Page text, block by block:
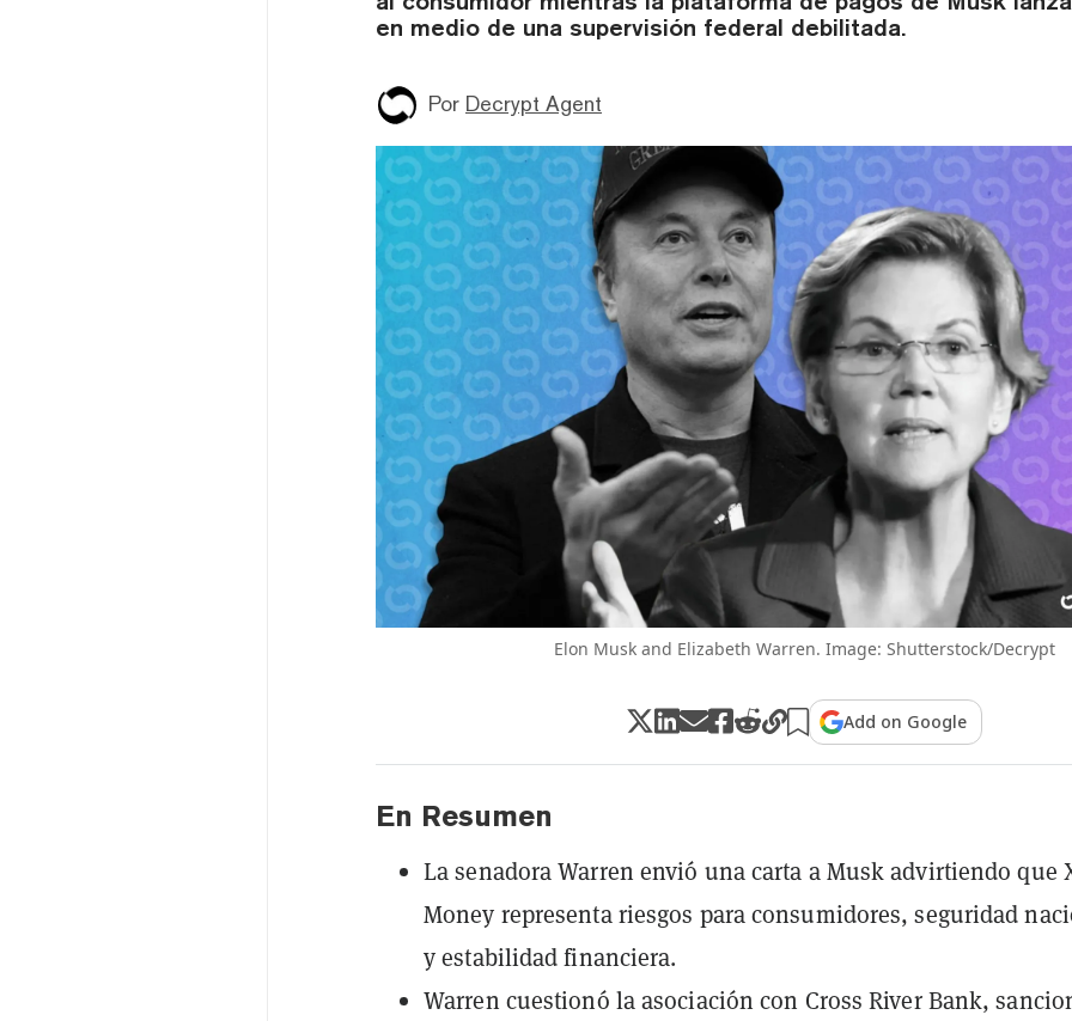
en medio de una supervisión federal debilitada.
Por Decrypt Agent
Elon Musk and Elizabeth Warren. Image: Shutterstock/Decrypt
Add on Google
En Resumen
La senadora Warren envió una carta a Musk advirtiendo que
Money representa riesgos para consumidores, seguridad
y estabilidad financiera.
Warren cuestionó la asociación con Cross River Bank,